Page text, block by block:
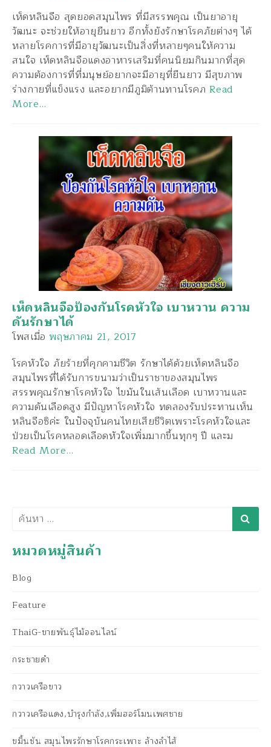
เห็ดหลินจือ สุดยอดสมุนไพร ที่มีสรรพคุณ เป็นยาอายุ
วัฒนะ จะช่วยให้อายุยืนยาว อีกทั้งยังรักษาโรคภัยต่างๆ ได้
หลายโรคการที่มีอายุวัฒนะเป็นสิ่งที่หลายๆคนให้ความ
สนใจ เห็ดหลินจือแดงอาหารเสริมที่คนนิยมกินมากที่สุด
ความต้องการที่ที่มนุษย์อยากจะมีอายุที่ยืนยาว มีสุขภาพ
ร่างกายที่แข็งแรง และอยากมีภูมิต้านทานโรคภRead
More…
เห็ดหลินจือป้องกันโรคหัวใจ เบาหวาน ความ
ดันรักษาได้
โพสเมื่อ พฤษภาคม 21, 2017
โรคหัวใจ ภัยร้ายที่คุกคามชีวิต รักษาได้ด้วยเห็ดหลินจือ
สมุนไพรที่ได้รับการขนามว่าเป็นราชาของสมุนไพร
สรรพคุณรักษาโรคหัวใจ ไขมันในเส้นเลือด เบาหวานและ
ความดันเลือดสูง มีปัญหาโรคหัวใจ ทดลองรับประทานเห็น
หลินจือซิค่ะ ในปัจจุบันคนไทยเสียชีวิตเพราะโรคหัวใจและ
ป่วยเป็นโรคหลอดเลือดหัวใจเพิ่มมากขึ้นทุกๆ ปี และม
Read More…
ค้นหา
หมวดหมู่สินค้า
Blog
Feature
ThaiG-ขายพันธุ์ไม้ออนไลน์
กระชายดำ
กวาวเครือขาว
กวาวเครือแดง,บำรุงกำลัง,เพิ่มฮอร์โมนเพศชาย
ขมิ้นชัน สมุนไพรรักษาโรคกระเพาะ ล้างลำไส้